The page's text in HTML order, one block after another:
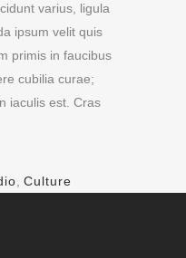
varius, ligula
ipsum velit quis
primis in faucibus
cubilia curae;
iaculis est. Cras
Culture